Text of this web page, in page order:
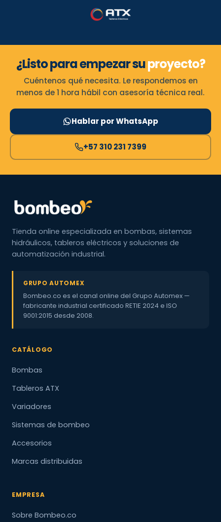
¿Listo para empezar suproyecto?
Cuéntenos qué necesita. Le respondemos en
menos de 1 hora hábil con asesoría técnica real.
Hablar por WhatsApp
+57 310 231 7399
Tienda online especializada en bombas, sistemas
hidráulicos, tableros eléctricos y soluciones de
automatización industrial.
GRUPO AUTOMEX
Bombeo.co es el canal online del Grupo Automex —
fabricante industrial certificado RETIE 2024 e ISO
9001:2015 desde 2008.
CATÁLOGO
Bombas
Tableros ATX
Variadores
Sistemas de bombeo
Accesorios
Marcas distribuidas
EMPRESA
Sobre Bombeo.co